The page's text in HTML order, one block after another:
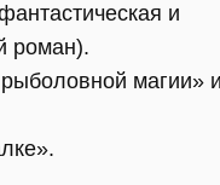
и
роман).
магии»